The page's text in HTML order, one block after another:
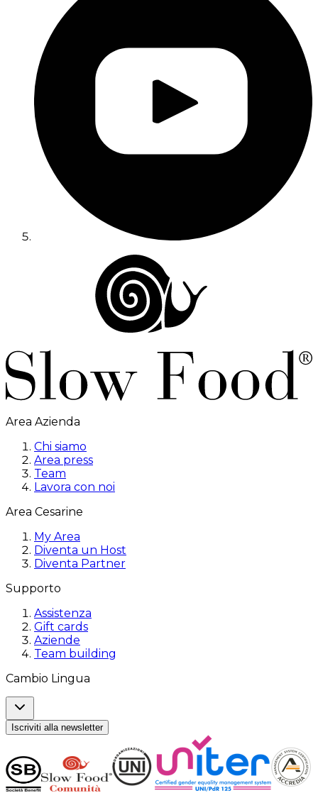
Area Azienda
Chi siamo
Area press
Team
Lavora con noi
Area Cesarine
My Area
Diventa un Host
Diventa Partner
Supporto
Assistenza
Gift cards
Aziende
Team building
Cambio Lingua
Iscriviti alla newsletter